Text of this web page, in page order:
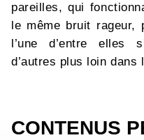
pareilles, qui
le même bruit rageur,
l’une d’entre elles
d’autres plus loin dans
CONTENUS